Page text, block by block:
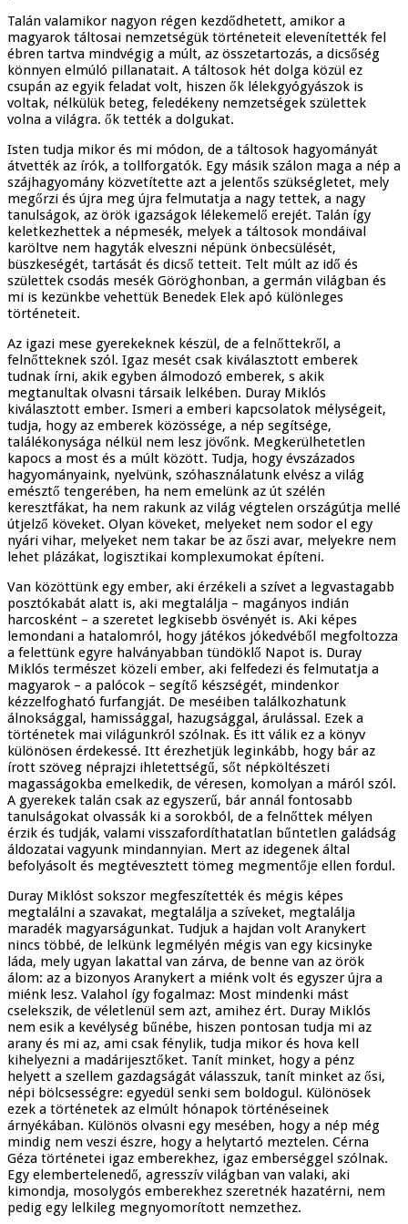
Talán valamikor nagyon régen kezdődhetett, amikor a
magyarok táltosai nemzetségük történeteit elevenítették fel
ébren tartva mindvégig a múlt, az összetartozás, a dicsőség
könnyen elmúló pillanatait. A táltosok hét dolga közül ez
csupán az egyik feladat volt, hiszen ők lélekgyógyászok is
voltak, nélkülük beteg, feledékeny nemzetségek születtek
volna a világra. ők tették a dolgukat.
Isten tudja mikor és mi módon, de a táltosok hagyományát
átvették az írók, a tollforgatók. Egy másik szálon maga a nép a
szájhagyomány közvetítette azt a jelentős szükségletet, mely
megőrzi és újra meg újra felmutatja a nagy tettek, a nagy
tanulságok, az örök igazságok lélekemelő erejét. Talán így
keletkezhettek a népmesék, melyek a táltosok mondáival
karöltve nem hagyták elveszni népünk önbecsülését,
büszkeségét, tartását és dicső tetteit. Telt múlt az idő és
születtek csodás mesék Göröghonban, a germán világban és
mi is kezünkbe vehettük Benedek Elek apó különleges
történeteit.
Az igazi mese gyerekeknek készül, de a felnőttekről, a
felnőtteknek szól. Igaz mesét csak kiválasztott emberek
tudnak írni, akik egyben álmodozó emberek, s akik
megtanultak olvasni társaik lelkében. Duray Miklós
kiválasztott ember. Ismeri a emberi kapcsolatok mélységeit,
tudja, hogy az emberek közössége, a nép segítsége,
találékonysága nélkül nem lesz jövőnk. Megkerülhetetlen
kapocs a most és a múlt között. Tudja, hogy évszázados
hagyományaink, nyelvünk, szóhasználatunk elvész a világ
emésztő tengerében, ha nem emelünk az út szélén
keresztfákat, ha nem rakunk az világ végtelen országútja mellé
útjelző köveket. Olyan köveket, melyeket nem sodor el egy
nyári vihar, melyeket nem takar be az őszi avar, melyekre nem
lehet plázákat, logisztikai komplexumokat építeni.
Van közöttünk egy ember, aki érzékeli a szívet a legvastagabb
posztókabát alatt is, aki megtalálja – magányos indián
harcosként – a szeretet legkisebb ösvényét is. Aki képes
lemondani a hatalomról, hogy játékos jókedvéből megfoltozza
a felettünk egyre halványabban tündöklő Napot is. Duray
Miklós természet közeli ember, aki felfedezi és felmutatja a
magyarok – a palócok – segítő készségét, mindenkor
kézzelfogható furfangját. De meséiben találkozhatunk
álnoksággal, hamissággal, hazugsággal, árulással. Ezek a
történetek mai világunkról szólnak. És itt válik ez a könyv
különösen érdekessé. Itt érezhetjük leginkább, hogy bár az
írott szöveg néprajzi ihletettségű, sőt népköltészeti
magasságokba emelkedik, de véresen, komolyan a máról szól.
A gyerekek talán csak az egyszerű, bár annál fontosabb
tanulságokat olvassák ki a sorokból, de a felnőttek mélyen
érzik és tudják, valami visszafordíthatatlan bűntetlen galádság
áldozatai vagyunk mindannyian. Mert az idegenek által
befolyásolt és megtévesztett tömeg megmentője ellen fordul.
Duray Miklóst sokszor megfeszítették és mégis képes
megtalálni a szavakat, megtalálja a szíveket, megtalálja
maradék magyarságunkat. Tudjuk a hajdan volt Aranykert
nincs többé, de lelkünk legmélyén mégis van egy kicsinyke
láda, mely ugyan lakattal van zárva, de benne van az örök
álom: az a bizonyos Aranykert a miénk volt és egyszer újra a
miénk lesz. Valahol így fogalmaz: Most mindenki mást
cselekszik, de véletlenül sem azt, amihez ért. Duray Miklós
nem esik a kevélység bűnébe, hiszen pontosan tudja mi az
arany és mi az, ami csak fénylik, tudja mikor és hova kell
kihelyezni a madárijesztőket. Tanít minket, hogy a pénz
helyett a szellem gazdagságát válasszuk, tanít minket az ősi,
népi bölcsességre: egyedül senki sem boldogul. Különösek
ezek a történetek az elmúlt hónapok történéseinek
árnyékában. Különös olvasni egy mesében, hogy a nép még
mindig nem veszi észre, hogy a helytartó meztelen. Cérna
Géza történetei igaz emberekhez, igaz emberséggel szólnak.
Egy elembertelenedő, agresszív világban van valaki, aki
kimondja, mosolygós emberekhez szeretnék hazatérni, nem
pedig egy lelkileg megnyomorított nemzethez.